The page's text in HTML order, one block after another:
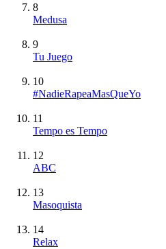
8
Medusa
9
Tu Juego
10
#NadieRapeaMasQueYo
11
Tempo es Tempo
12
ABC
13
Masoquista
14
Relax